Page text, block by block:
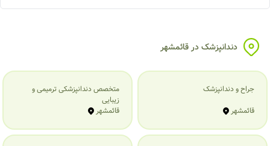
دندانپزشک در قائمشهر
جراح و دندانپزشک
قائمشهر
متخصص دندانپزشکی ترمیمی و
زیبایی
قائمشهر